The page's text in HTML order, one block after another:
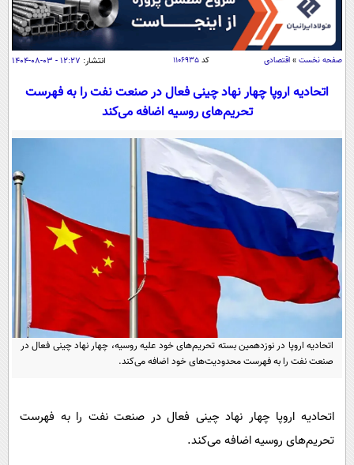
سواد زندگی
اقتصاد
اقتصادی
خودرو
جامعه
اجتماعی
حوادث
سلامت
محیط زیست
سفر و تفریح
ورزشی
بین الملل
سیاست خارجی
فرهنگ و هنر
فناوری و It
اخبار کریپتو
قرآن
گوناگون
سرگرمی
باشگاه مغز
مجله تصویری سلاح
اقتصاد
ورزش
سیاست
فناوری
گوناگون
عصر ایران 2
خواندنی ها و دیدنی ها
داستان کوتاه
روانشناسی
آموزش زبان
صفحه نخست » اقتصادی کد۱۱۰۶۹۳۵ انتشار: ۱۲:۲۷ - ۰۳-۰۸-۱۴۰۴
اتحادیه اروپا چهار نهاد چینی فعال در صنعت نفت را به فهرست
تحریم‌های روسیه اضافه می‌کند
اتحادیه اروپا در نوزدهمین بسته تحریم‌های خود علیه روسیه، چهار نهاد چینی فعال در
صنعت نفت را به فهرست محدودیت‌های خود اضافه می‌کند.
اتحادیه اروپا چهار نهاد چینی فعال در صنعت نفت را به فهرست
تحریم‌های روسیه اضافه می‌کند.